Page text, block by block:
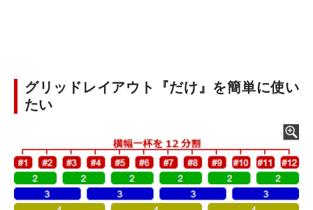
グリッドレイアウト『だけ』を簡単に使い
たい